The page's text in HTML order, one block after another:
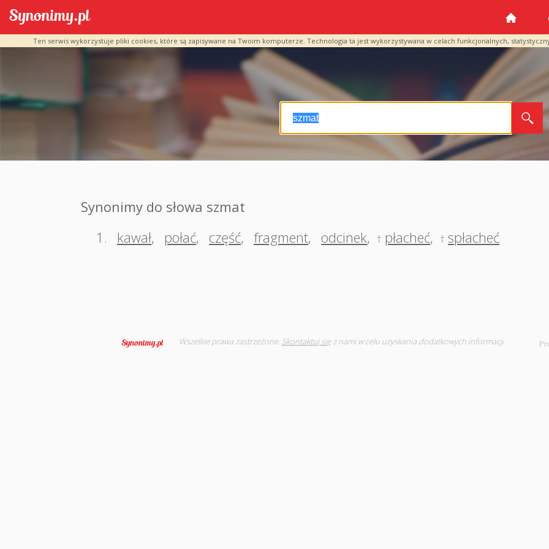
Ten serwis wykorzystuje pliki cookies, które są zapisywane na Twoim komputerze. Technologia ta jest wykorzystywana w celach funkcjonalnych,
Synonimy do słowa szmat
1.
kawał, połać, część, fragment, odcinek, † płacheć, † spłacheć
Wszelkie prawa zastrzeżone. Skontaktuj sięz nami w celu uzyskania dodatkowych informacji